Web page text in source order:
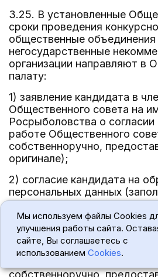
3.25. В установленные
сроки проведения
общественные
негосударственные
организации направляют в
палату:
1) заявление кандидата в
Общественного совета на
Росрыболовства о согласии
работе Общественного
собственноручно,
оригинале);
2) согласие кандидата на
персональных данных
собственноручно,
оригинале);
3) заявление о
Общественного совета в
собственноручно,
Мы используем файлы Cookies
улучшения работы сайта.
сайте, Вы соглашаетесь с
использованием Cookies.